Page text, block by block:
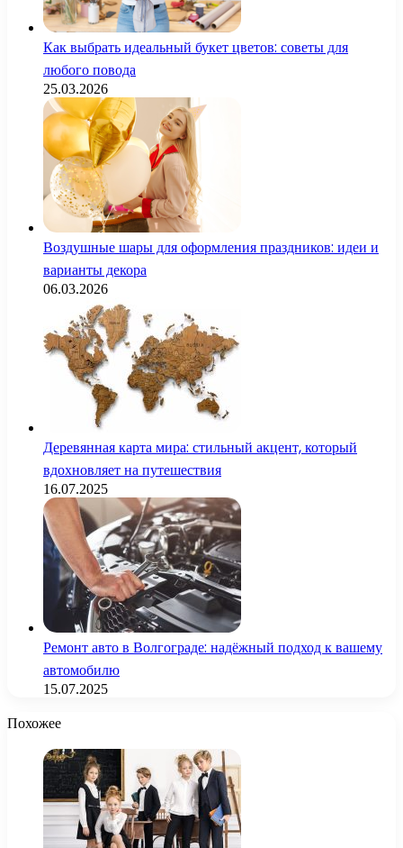
Как выбрать идеальный букет цветов: советы для
любого повода
25.03.2026
Воздушные шары для оформления праздников: идеи и
варианты декора
06.03.2026
Деревянная карта мира: стильный акцент, который
вдохновляет на путешествия
16.07.2025
Ремонт авто в Волгограде: надёжный подход к вашему
автомобилю
15.07.2025
Похожее